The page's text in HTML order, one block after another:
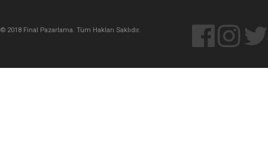
© 2018 Final Pazarlama. Tüm Hakları Saklıdır.